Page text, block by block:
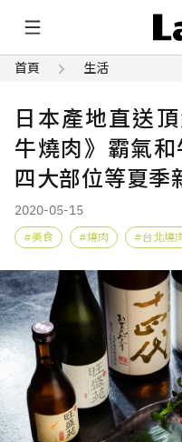
首頁 生活
日本產地直送
牛燒肉》霸氣
四大部位等夏季
2020-05-15
美食 燒肉 台北燒